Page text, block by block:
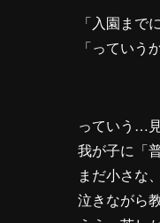
「入園まで
「っていう
っていう…
我が子に「
まだ小さな
泣きながら